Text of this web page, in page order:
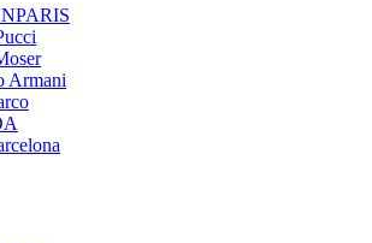
Armani